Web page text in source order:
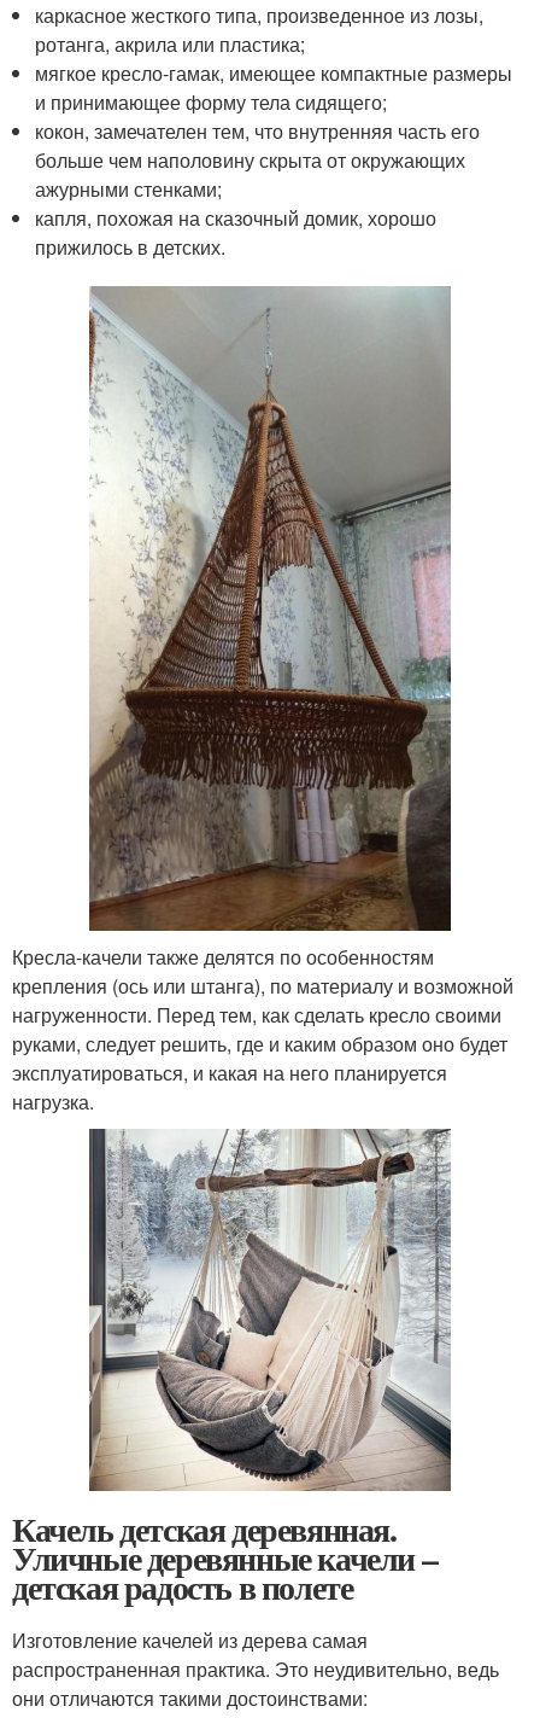
каркасное жесткого типа, произведенное из лозы,
ротанга, акрила или пластика;
мягкое кресло-гамак, имеющее компактные размеры
и принимающее форму тела сидящего;
кокон, замечателен тем, что внутренняя часть его
больше чем наполовину скрыта от окружающих
ажурными стенками;
капля, похожая на сказочный домик, хорошо
прижилось в детских.
Кресла-качели также делятся по особенностям
крепления (ось или штанга), по материалу и возможной
нагруженности. Перед тем, как сделать кресло своими
руками, следует решить, где и каким образом оно будет
эксплуатироваться, и какая на него планируется
нагрузка.
Качель детская деревянная.
Уличные деревянные качели –
детская радость в полете
Изготовление качелей из дерева самая
распространенная практика. Это неудивительно, ведь
они отличаются такими достоинствами: